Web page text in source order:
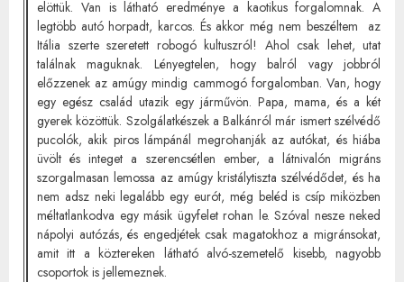
elöttük. Van is látható eredménye a kaotikus forgalomnak. A
legtöbb autó horpadt, karcos. És akkor még nem beszéltem az
Itália szerte szeretett robogó kultuszról! Ahol csak lehet, utat
találnak maguknak. Lényegtelen, hogy balról vagy jobbról
előzzenek az amúgy mindig cammogó forgalomban. Van, hogy
egy egész család utazik egy járművön. Papa, mama, és a két
gyerek közöttük. Szolgálatkészek a Balkánról már ismert szélvédő
pucolók, akik piros lámpánál megrohanják az autókat, és hiába
üvölt és integet a szerencsétlen ember, a látnivalón migráns
szorgalmasan lemossa az amúgy kristálytiszta szélvédődet, és ha
nem adsz neki legalább egy eurót, még beléd is csíp miközben
méltatlankodva egy másik ügyfelet rohan le. Szóval nesze neked
nápolyi autózás, és engedjétek csak magatokhoz a migránsokat,
amit itt a köztereken látható alvó-szemetelő kisebb, nagyobb
csoportok is jellemeznek.